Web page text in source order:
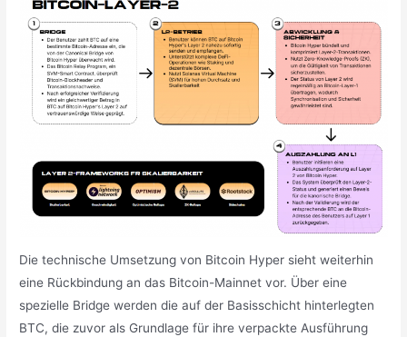
Die technische Umsetzung von Bitcoin Hyper sieht weiterhin
eine Rückbindung an das Bitcoin-Mainnet vor. Über eine
spezielle Bridge werden die auf der Basisschicht hinterlegten
BTC, die zuvor als Grundlage für ihre verpackte Ausführung